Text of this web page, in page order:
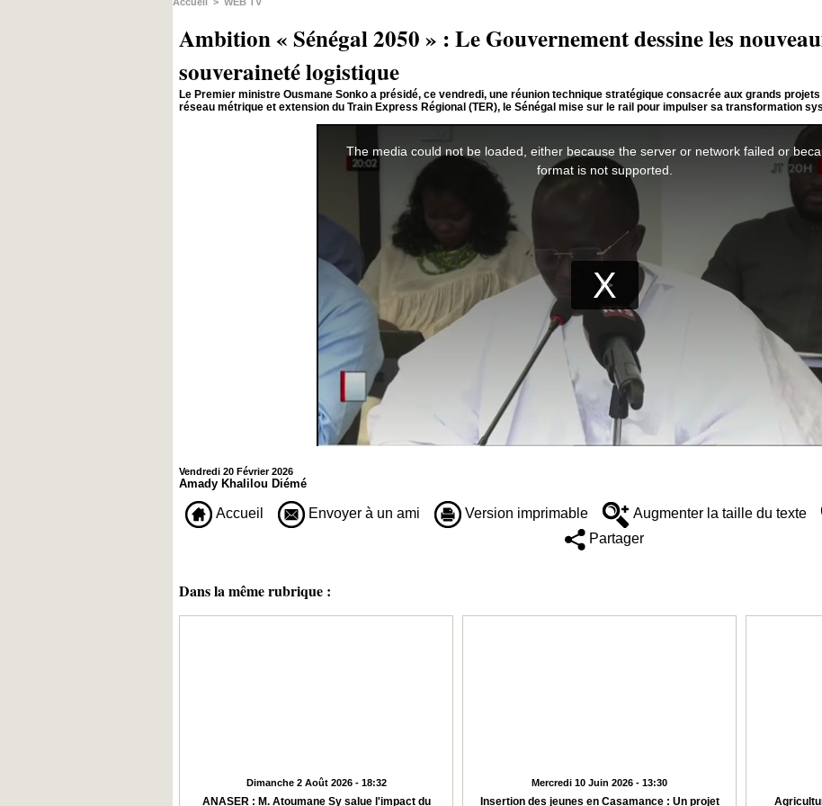
Ambition « Sénégal 2050 » : Le Gouvernement dessine les
souveraineté logistique
Le Premier ministre Ousmane Sonko a présidé, ce vendredi, une réunion technique stratégique consacrée aux grands
réseau métrique et extension du Train Express Régional (TER), le Sénégal mise sur le rail pour impulser sa transformation
Vendredi 20 Février 2026
Amady Khalilou Diémé
Accueil Envoyer à un ami Version imprimable Augmenter la taille du texte
Partager
Dans la même rubrique :
Dimanche 2 Août 2026 - 18:32
ANASER : M. Atoumane Sy salue l'impact du
Mercredi 10 Juin 2026 - 13:30
Insertion des jeunes en Casamance : Un projet